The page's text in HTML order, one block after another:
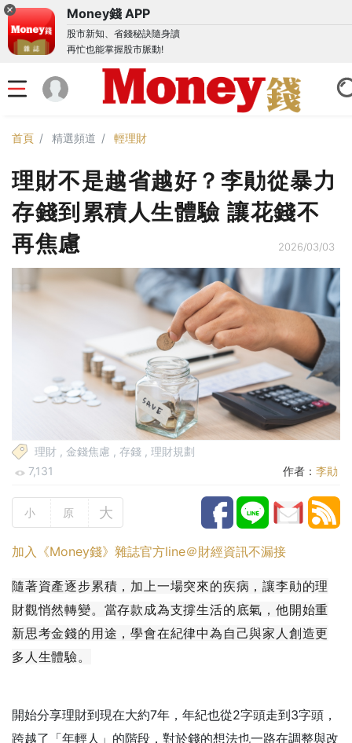
Money錢 APP
股市新知、省錢秘訣隨身讀
再忙也能掌握股市脈動!
首頁 精選頻道 輕理財
理財不是越省越好？李勛從暴力
存錢到累積人生體驗 讓花錢不
再焦慮
2026/03/03
理財 , 金錢焦慮 , 存錢 , 理財規劃
7,131
作者： 李勛
小 原 大
加入《Money錢》雜誌官方line＠財經資訊不漏接
隨著資產逐步累積，加上一場突來的疾病，讓李勛的理
財觀悄然轉變。當存款成為支撐生活的底氣，他開始重
新思考金錢的用途，學會在紀律中為自己與家人創造更
多人生體驗。
開始分享理財到現在大約7年，年紀也從2字頭走到3字頭，
跨越了「年輕人」的階段，對於錢的想法也一路在調整與改